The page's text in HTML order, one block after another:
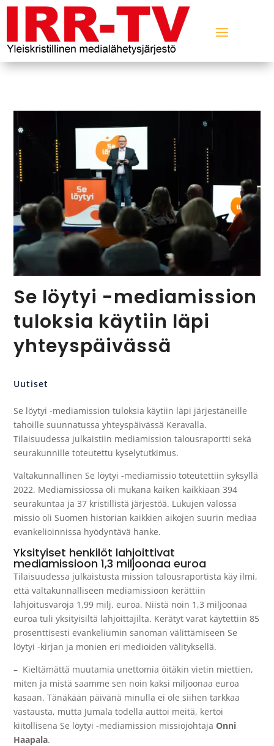
Se löytyi -mediamission
tuloksia käytiin läpi
yhteyspäivässä
Uutiset
Se löytyi -mediamission tuloksia käytiin läpi järjestäneille
tahoille suunnatussa yhteyspäivässä Keravalla.
Tilaisuudessa julkaistiin mediamission talousraportti sekä
seurakunnille toteutettu kyselytutkimus.
Valtakunnallinen Se löytyi -mediamissio toteutettiin syksyllä
2022. Mediamissiossa oli mukana kaiken kaikkiaan 394
seurakuntaa ja 37 kristillistä järjestöä. Lukujen valossa
missio oli Suomen historian kaikkien aikojen suurin mediaa
evankelioinnissa hyödyntävä hanke.
Yksityiset henkilöt lahjoittivat
mediamissioon 1,3 miljoonaa euroa
Tilaisuudessa julkaistusta mission talousraportista käy ilmi,
että valtakunnalliseen mediamissioon kerättiin
lahjoitusvaroja 1,99 milj. euroa. Niistä noin 1,3 miljoonaa
euroa tuli yksityisiltä lahjoittajilta. Kerätyt varat käytettiin 85
prosenttisesti evankeliumin sanoman välittämiseen Se
löytyi -kirjan ja monien eri medioiden välityksellä.
– Kieltämättä muutamia unettomia öitäkin vietin miettien,
miten ja mistä saamme sen noin kaksi miljoonaa euroa
kasaan. Tänäkään päivänä minulla ei ole siihen tarkkaa
vastausta, mutta Jumala todella auttoi meitä, kertoi
kiitollisena Se löytyi -mediamission missiojohtajaOnni
Haapala.